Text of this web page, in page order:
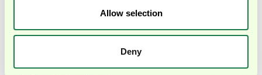
Allow selection
Deny
Mit André Reimers von Embat
Mit KI im Treasury vom Kontostand zur Echtzeit-